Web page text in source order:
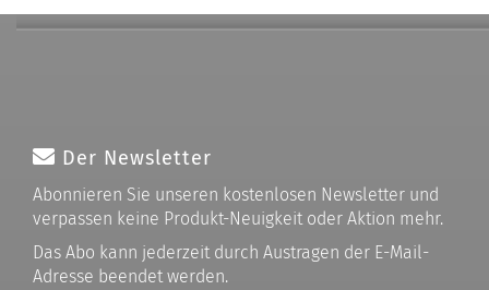
Der Newsletter
Abonnieren Sie unseren kostenlosen Newsletter und
verpassen keine Produkt-Neuigkeit oder Aktion mehr.
Das Abo kann jederzeit durch Austragen der E-Mail-
Adresse beendet werden.